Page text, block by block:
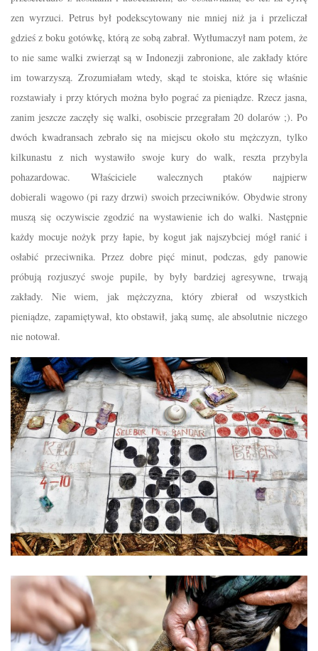
zen wyrzuci. Petrus był podekscytowany nie mniej niż ja i przeliczał
gdzieś z boku gotówkę, którą ze sobą zabrał. Wytłumaczył nam potem, że
to nie same walki zwierząt są w Indonezji zabronione, ale zakłady które
im towarzyszą. Zrozumiałam wtedy, skąd te stoiska, które się właśnie
rozstawiały i przy których można było pograć za pieniądze. Rzecz jasna,
zanim jeszcze zaczęły się walki, osobiscie przegrałam 20 dolarów ;). Po
dwóch kwadransach zebrało się na miejscu około stu mężczyzn, tylko
kilkunastu z nich wystawiło swoje kury do walk, reszta przybyla
pohazardowac. Właściciele walecznych ptaków najpierw
dobierali wagowo (pi razy drzwi) swoich przeciwników. Obydwie strony
muszą się oczywiscie zgodzić na wystawienie ich do walki. Następnie
każdy mocuje nożyk przy łapie, by kogut jak najszybciej mógł ranić i
osłabić przeciwnika. Przez dobre pięć minut, podczas, gdy panowie
próbują rozjuszyć swoje pupile, by były bardziej agresywne, trwają
zakłady. Nie wiem, jak mężczyzna, który zbierał od wszystkich
pieniądze, zapamiętywał, kto obstawił, jaką sumę, ale absolutnie niczego
nie notował.